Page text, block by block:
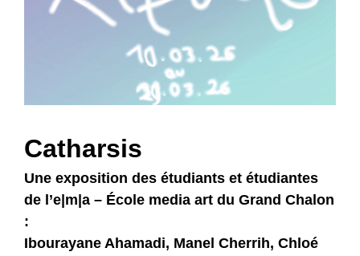
Catharsis
Une exposition des étudiants et étudiantes
de l’e|m|a – École media art du Grand Chalon
:
Ibourayane Ahamadi, Manel Cherrih, Chloé